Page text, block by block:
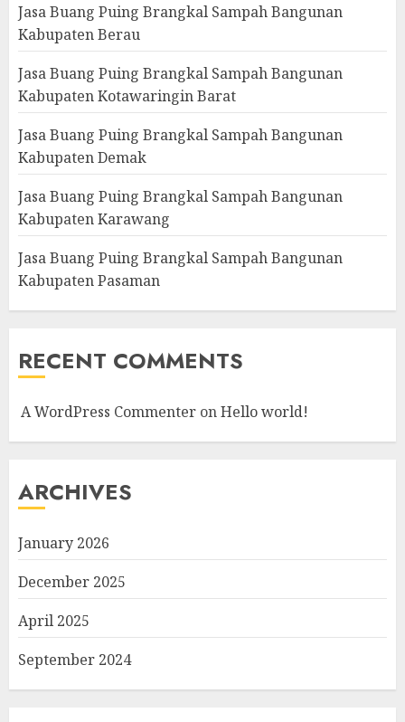
Jasa Buang Puing Brangkal Sampah Bangunan
Kabupaten Berau
Jasa Buang Puing Brangkal Sampah Bangunan
Kabupaten Kotawaringin Barat
Jasa Buang Puing Brangkal Sampah Bangunan
Kabupaten Demak
Jasa Buang Puing Brangkal Sampah Bangunan
Kabupaten Karawang
Jasa Buang Puing Brangkal Sampah Bangunan
Kabupaten Pasaman
RECENT COMMENTS
A WordPress Commenter onHello world!
ARCHIVES
January 2026
December 2025
April 2025
September 2024